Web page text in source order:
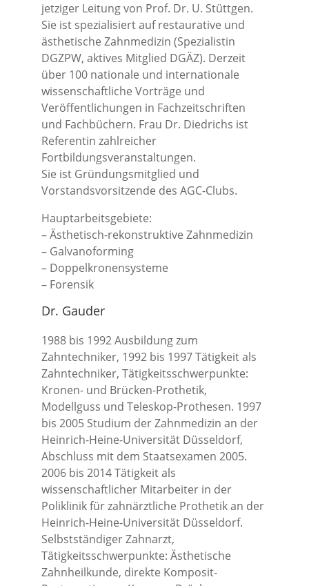
jetziger Leitung von Prof. Dr. U. Stüttgen.
Sie ist spezialisiert auf restaurative und
ästhetische Zahnmedizin (Spezialistin
DGZPW, aktives Mitglied DGÄZ). Derzeit
über 100 nationale und internationale
wissenschaftliche Vorträge und
Veröffentlichungen in Fachzeitschriften
und Fachbüchern. Frau Dr. Diedrichs ist
Referentin zahlreicher
Fortbildungsveranstaltungen.
Sie ist Gründungsmitglied und
Vorstandsvorsitzende des AGC-Clubs.
Hauptarbeitsgebiete:
– Ästhetisch-rekonstruktive Zahnmedizin
– Galvanoforming
– Doppelkronensysteme
– Forensik
Dr. Gauder
1988 bis 1992 Ausbildung zum
Zahntechniker, 1992 bis 1997 Tätigkeit als
Zahntechniker, Tätigkeitsschwerpunkte:
Kronen- und Brücken-Prothetik,
Modellguss und Teleskop-Prothesen. 1997
bis 2005 Studium der Zahnmedizin an der
Heinrich-Heine-Universität Düsseldorf,
Abschluss mit dem Staatsexamen 2005.
2006 bis 2014 Tätigkeit als
wissenschaftlicher Mitarbeiter in der
Poliklinik für zahnärztliche Prothetik an der
Heinrich-Heine-Universität Düsseldorf.
Selbstständiger Zahnarzt,
Tätigkeitsschwerpunkte: Ästhetische
Zahnheilkunde, direkte Komposit-